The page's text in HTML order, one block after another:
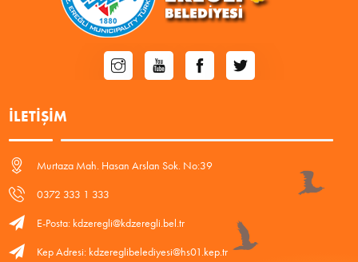
İLETIŞIM
Murtaza Mah. Hasan Arslan Sok. No:39
0372 333 1 333
E-Posta: kdzeregli@kdzeregli.bel.tr
Kep Adresi: kdzereglibelediyesi@hs01.kep.tr